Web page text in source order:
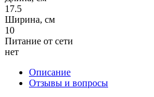
17.5
Ширина, см
10
Питание от сети
нет
Описание
Отзывы и вопросы